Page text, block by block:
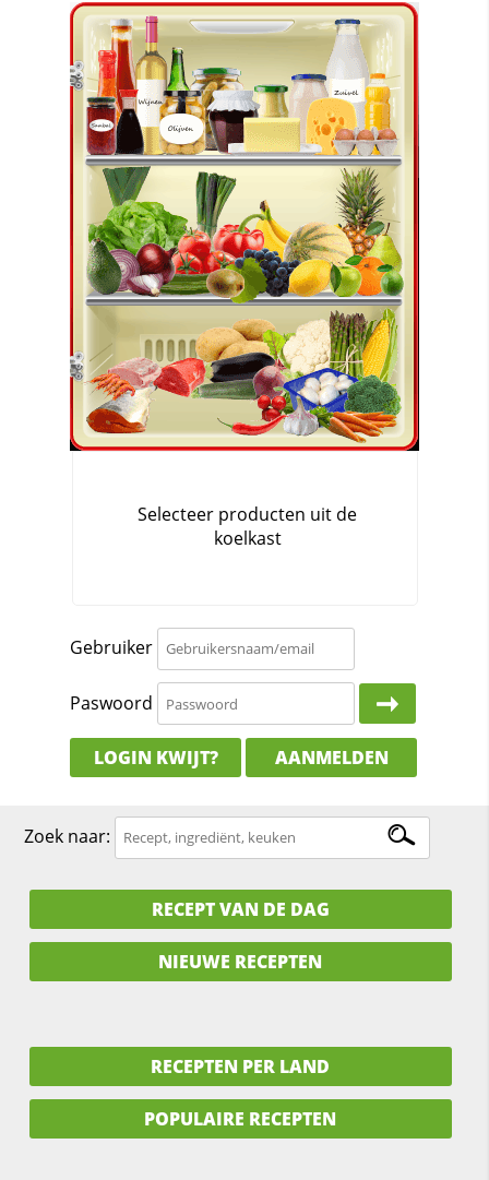
Gebruiker
Paswoord
LOGIN KWIJT? AANMELDEN
Zoek naar:
RECEPT VAN DE DAG
NIEUWE RECEPTEN
RECEPTEN PER LAND
POPULAIRE RECEPTEN